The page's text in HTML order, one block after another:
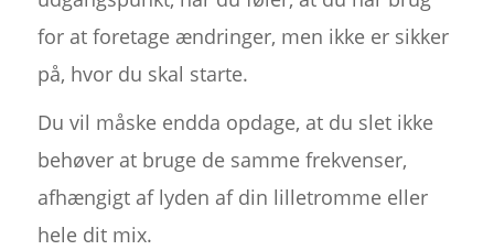
for at foretage ændringer, men ikke er sikker
på, hvor du skal starte.
Du vil måske endda opdage, at du slet ikke
behøver at bruge de samme frekvenser,
afhængigt af lyden af din lilletromme eller
hele dit mix.